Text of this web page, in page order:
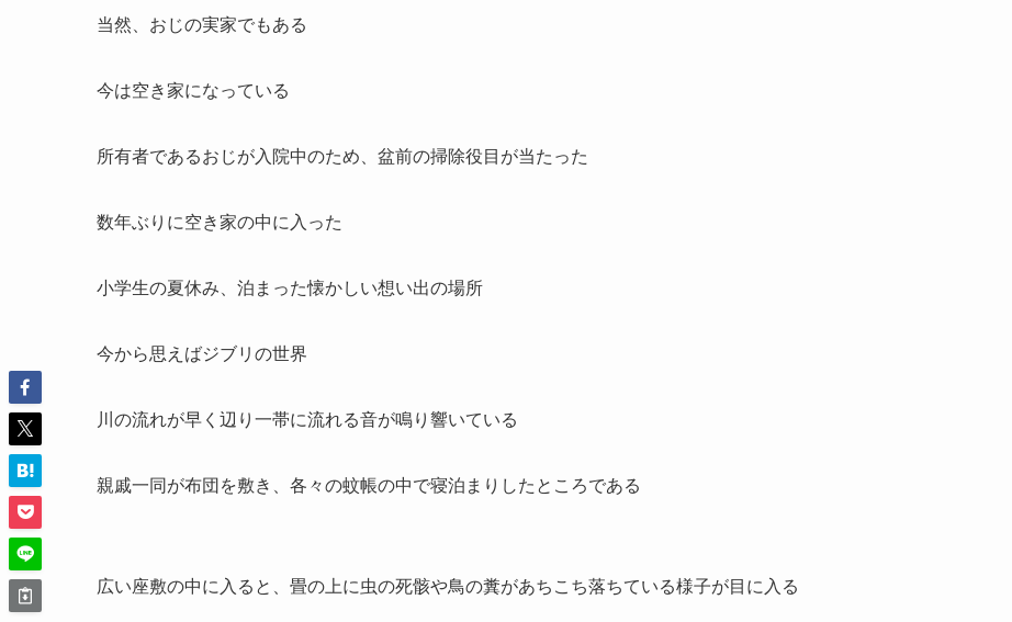
当然、おじの実家でもある
今は空き家になっている
所有者であるおじが入院中のため、盆前の掃除役目が当たった
数年ぶりに空き家の中に入った
小学生の夏休み、泊まった懐かしい想い出の場所
今から思えばジブリの世界
川の流れが早く辺り一帯に流れる音が鳴り響いている
親戚一同が布団を敷き、各々の蚊帳の中で寝泊まりしたところである
広い座敷の中に入ると、畳の上に虫の死骸や鳥の糞があちこち落ちている様子が目に入る